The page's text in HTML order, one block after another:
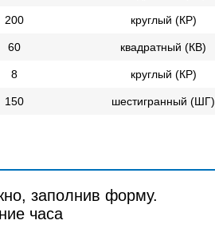
200 круглый (КР)
60 квадратный (КВ)
8 круглый (КР)
150 шестигранный (ШГ)
заполнив форму.
часа